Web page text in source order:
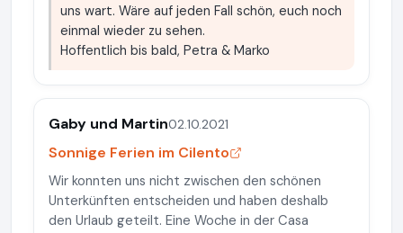
uns wart. Wäre auf jeden Fall schön, euch noch
einmal wieder zu sehen.
Hoffentlich bis bald, Petra & Marko
Gaby und Martin02.10.2021
Sonnige Ferien im Cilento
Wir konnten uns nicht zwischen den schönen
Unterkünften entscheiden und haben deshalb
den Urlaub geteilt. Eine Woche in der Casa